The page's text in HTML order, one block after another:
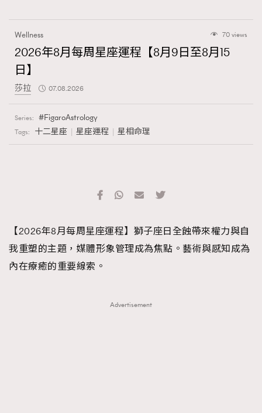
Wellness 70 views
2026年8月每周星座運程【8月9日至8月15
日】
莎拉 07.08.2026
Series: FigaroAstrology
Tags: 十二星座 星座運程 星相命理
【2026年8月每周星座運程】獅子座日全蝕帶來權力與自
我重塑的主題，媒體形象管理成為焦點。藝術與感知成為
內在療癒的重要線索。
Advertisement